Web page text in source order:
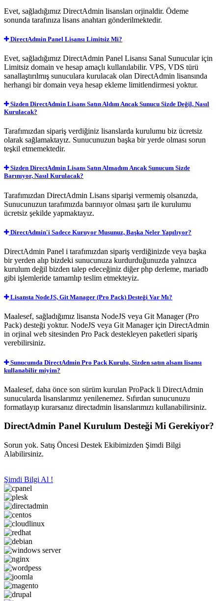
Evet, sağladığımız DirectAdmin lisansları orjinaldir. Ödeme
sonunda tarafınıza lisans anahtarı gönderilmektedir.
DirectAdmin Panel Lisansı Limitsiz Mi?
Evet, sağladığımız DirectAdmin Panel Lisansı Sanal Sunucular için
Limitsiz domain ve hesap amaçlı kullanılabilir. VPS, VDS türü
sanallaştırılmış sunuculara kurulacak olan DirectAdmin lisansında
herhangi bir domain veya hesap ekleme limitlendirmesi yoktur.
Sizden DirectAdmin Lisans Satın Aldım Ancak Sunucu Sizde Değil, Nasıl
Kurulacak?
Tarafımızdan sipariş verdiğiniz lisanslarda kurulumu biz ücretsiz
olarak sağlamaktayız. Sunucunuzun başka bir yerde olması sorun
teşkil etmemektedir.
Sizden DirectAdmin Lisans Satın Almadım Ancak Sunucum Sizde
Barınıyor, Nasıl Kurulacak?
Tarafımızdan DirectAdmin Lisans siparişi vermemiş olsanızda,
Sunucunuzun tarafımızda barınıyor olması şartı ile kurulumu
ücretsiz şekilde yapmaktayız.
DirectAdmin'i Sadece Kuruyor Musunuz, Başka Neler Yapılıyor?
DirectAdmin Panel i tarafımızdan sipariş verdiğinizde veya başka
bir yerden alıp bizdeki sunucunuza kurdurduğunuzda yalnızca
kurulum değil bizden talep edeceğiniz diğer php derleme, mariadb
gibi işlemleride tamamlıp teslim etmekteyiz.
Lisansta NodeJS, Git Manager (Pro Pack) Desteği Var Mı?
Maalesef, sağladığımız lisansta NodeJS veya Git Manager (Pro
Pack) desteği yoktur. NodeJS veya Git Manager için DirectAdmin
in orjinal web sitesinden Pro Pack destekleyen paketleri sipariş
verebilirsiniz.
Sunucumda DirectAdmin Pro Pack Kurulu, Sizden satın alsam lisansı
kullanabilir miyim?
Maalesef, daha önce son sürüm kurulan ProPack li DirectAdmin
sunucularda lisanslarımız yenilenemez. Sıfırdan sunucunuzu
formatlayıp kurarsanız directadmin lisanslarımızı kullanabilirsiniz.
DirectAdmin Panel Kurulum Desteği Mi Gerekiyor?
Sorun yok. Satış Öncesi Destek Ekibimizden Şimdi Bilgi
Alabilirsiniz.
Şimdi Bilgi Al !